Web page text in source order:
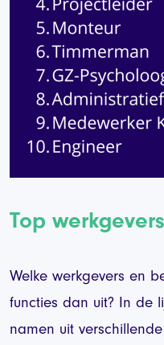
Top
Welke werkgevers en
functies dan uit? In de
namen uit